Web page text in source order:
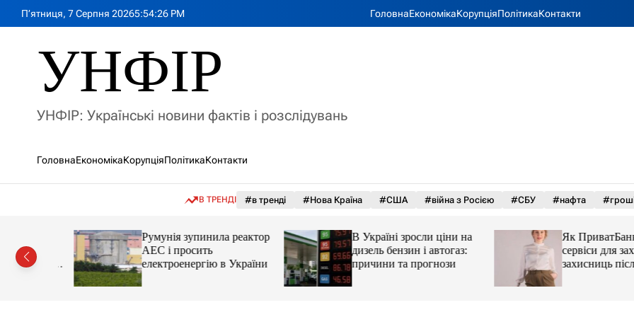
П’ятниця, 7 Серпня 20265:54:28 PM ГоловнаЕкономікаКорупціяПолітикаКонтакти
УНФІР
УНФІР: Українські новини фактів і розслідувань
ГоловнаЕкономікаКорупціяПолітикаКонтакти
В ТРЕНДІ #в тренді #Нова Країна #США #війна з Росією #СБУ #нафта
цін і
Румунія зупинила реактор
АЕС і просить
електроенергію в України
В Україні зросли ціни на
дизель бензин і автогаз:
причини та прогнози
Як ПриватБанк
сервіси для
захисниць після